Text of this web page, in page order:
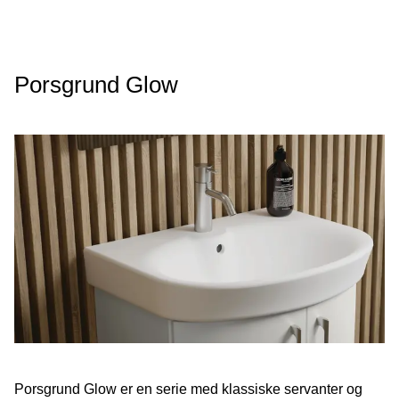
Porsgrund Glow
Porsgrund Glow er en serie med klassiske servanter og